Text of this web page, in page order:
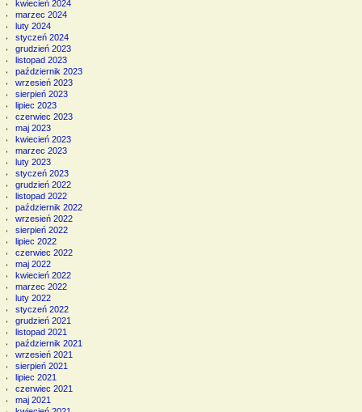
kwiecień 2024
marzec 2024
luty 2024
styczeń 2024
grudzień 2023
listopad 2023
październik 2023
wrzesień 2023
sierpień 2023
lipiec 2023
czerwiec 2023
maj 2023
kwiecień 2023
marzec 2023
luty 2023
styczeń 2023
grudzień 2022
listopad 2022
październik 2022
wrzesień 2022
sierpień 2022
lipiec 2022
czerwiec 2022
maj 2022
kwiecień 2022
marzec 2022
luty 2022
styczeń 2022
grudzień 2021
listopad 2021
październik 2021
wrzesień 2021
sierpień 2021
lipiec 2021
czerwiec 2021
maj 2021